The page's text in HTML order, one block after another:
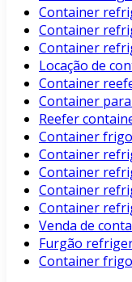
Container
Container
Container
Locação de
Container
Container
Reefer
Container
Container
Container
Container
Container
Venda de
Furgão
Container